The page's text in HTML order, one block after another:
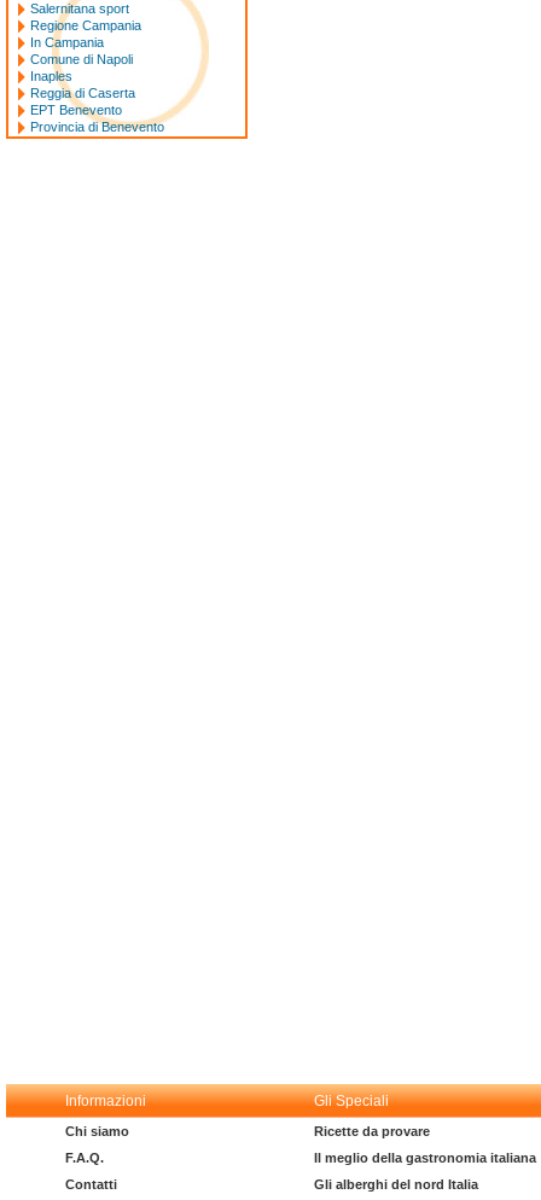
Salernitana sport
Regione Campania
In Campania
Comune di Napoli
Inaples
Reggia di Caserta
EPT Benevento
Provincia di Benevento
Informazioni Gli Speciali
Chi siamo
F.A.Q.
Contatti
Ricette da provare
Il meglio della gastronomia italiana
Gli alberghi del nord Italia